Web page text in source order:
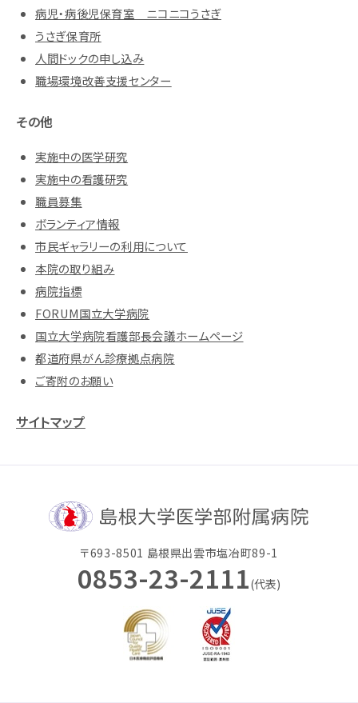
病児・病後児保育室 ニコニコうさぎ
うさぎ保育所
人間ドックの申し込み
職場環境改善支援センター
その他
実施中の医学研究
実施中の看護研究
職員募集
ボランティア情報
市民ギャラリーの利用について
本院の取り組み
病院指標
FORUM国立大学病院
国立大学病院看護部長会議ホームページ
都道府県がん診療拠点病院
ご寄附のお願い
サイトマップ
〒693-8501 島根県出雲市塩冶町89-1
0853-23-2111(代表)